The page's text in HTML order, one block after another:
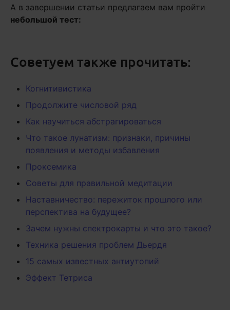
А в завершении статьи предлагаем вам пройти
небольшой тест:
Советуем также прочитать:
Когнитивистика
Продолжите числовой ряд
Как научиться абстрагироваться
Что такое лунатизм: признаки, причины
появления и методы избавления
Проксемика
Советы для правильной медитации
Наставничество: пережиток прошлого или
перспектива на будущее?
Зачем нужны спектрокарты и что это такое?
Техника решения проблем Дьердя
15 самых известных антиутопий
Эффект Тетриса